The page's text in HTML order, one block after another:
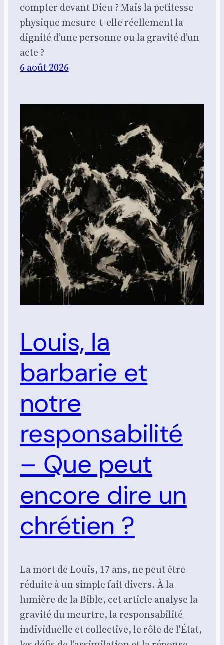
compter devant Dieu ? Mais la petitesse
physique mesure-t-elle réellement la
dignité d’une personne ou la gravité d’un
acte ?
6 août 2026
Louis, la
barbarie et
notre
responsabilité
– Que peut
encore dire un
chrétien ?
La mort de Louis, 17 ans, ne peut être
réduite à un simple fait divers. À la
lumière de la Bible, cet article analyse la
gravité du meurtre, la responsabilité
individuelle et collective, le rôle de l'État,